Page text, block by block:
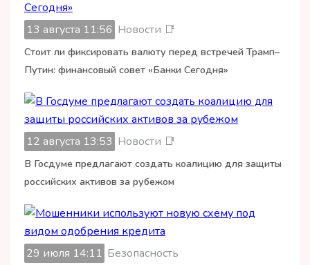
13 августа 11:56 Новости 📑
Стоит ли фиксировать валюту перед встречей Трамп–
Путин: финансовый совет «Банки Сегодня»
12 августа 13:53 Новости 📑
В Госдуме предлагают создать коалицию для защиты
российских активов за рубежом
29 июля 14:11 Безопасность